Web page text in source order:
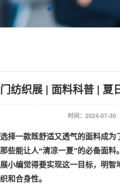
纺织展 | 面料科普 | 夏
时间：2024-07-30
择一款既舒适又透气的面料成
些能让人“清凉一夏”的必备面料
小编觉得要实现这一目标，明
和合身性。